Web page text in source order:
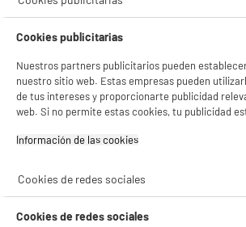
ELECTROCHOLLOS
D
★★★★★
★★★★★
Tablet LENOVO Tab M10 G3
WiFi Gris Android Batería
Potencia del procesador :
139€96
Pago a
Cookies publicitarias
Nuestros partners publicitarios pueden
nuestro sitio web. Estas empresas pueden
de tus intereses y proporcionarte publicidad
web. Si no permite estas cookies, tu publicidad
Información de las cookies‎
Cookies de redes sociales
Cookies de redes sociales